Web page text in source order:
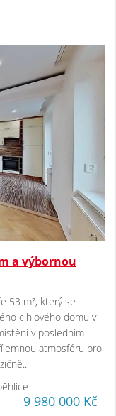
a výbornou
53 m², který se
cihlového domu v
v posledním
atmosféru pro
9 980 000 Kč